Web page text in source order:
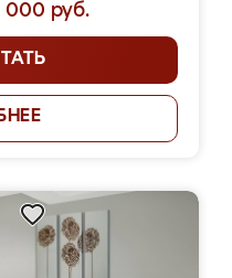
000 руб.